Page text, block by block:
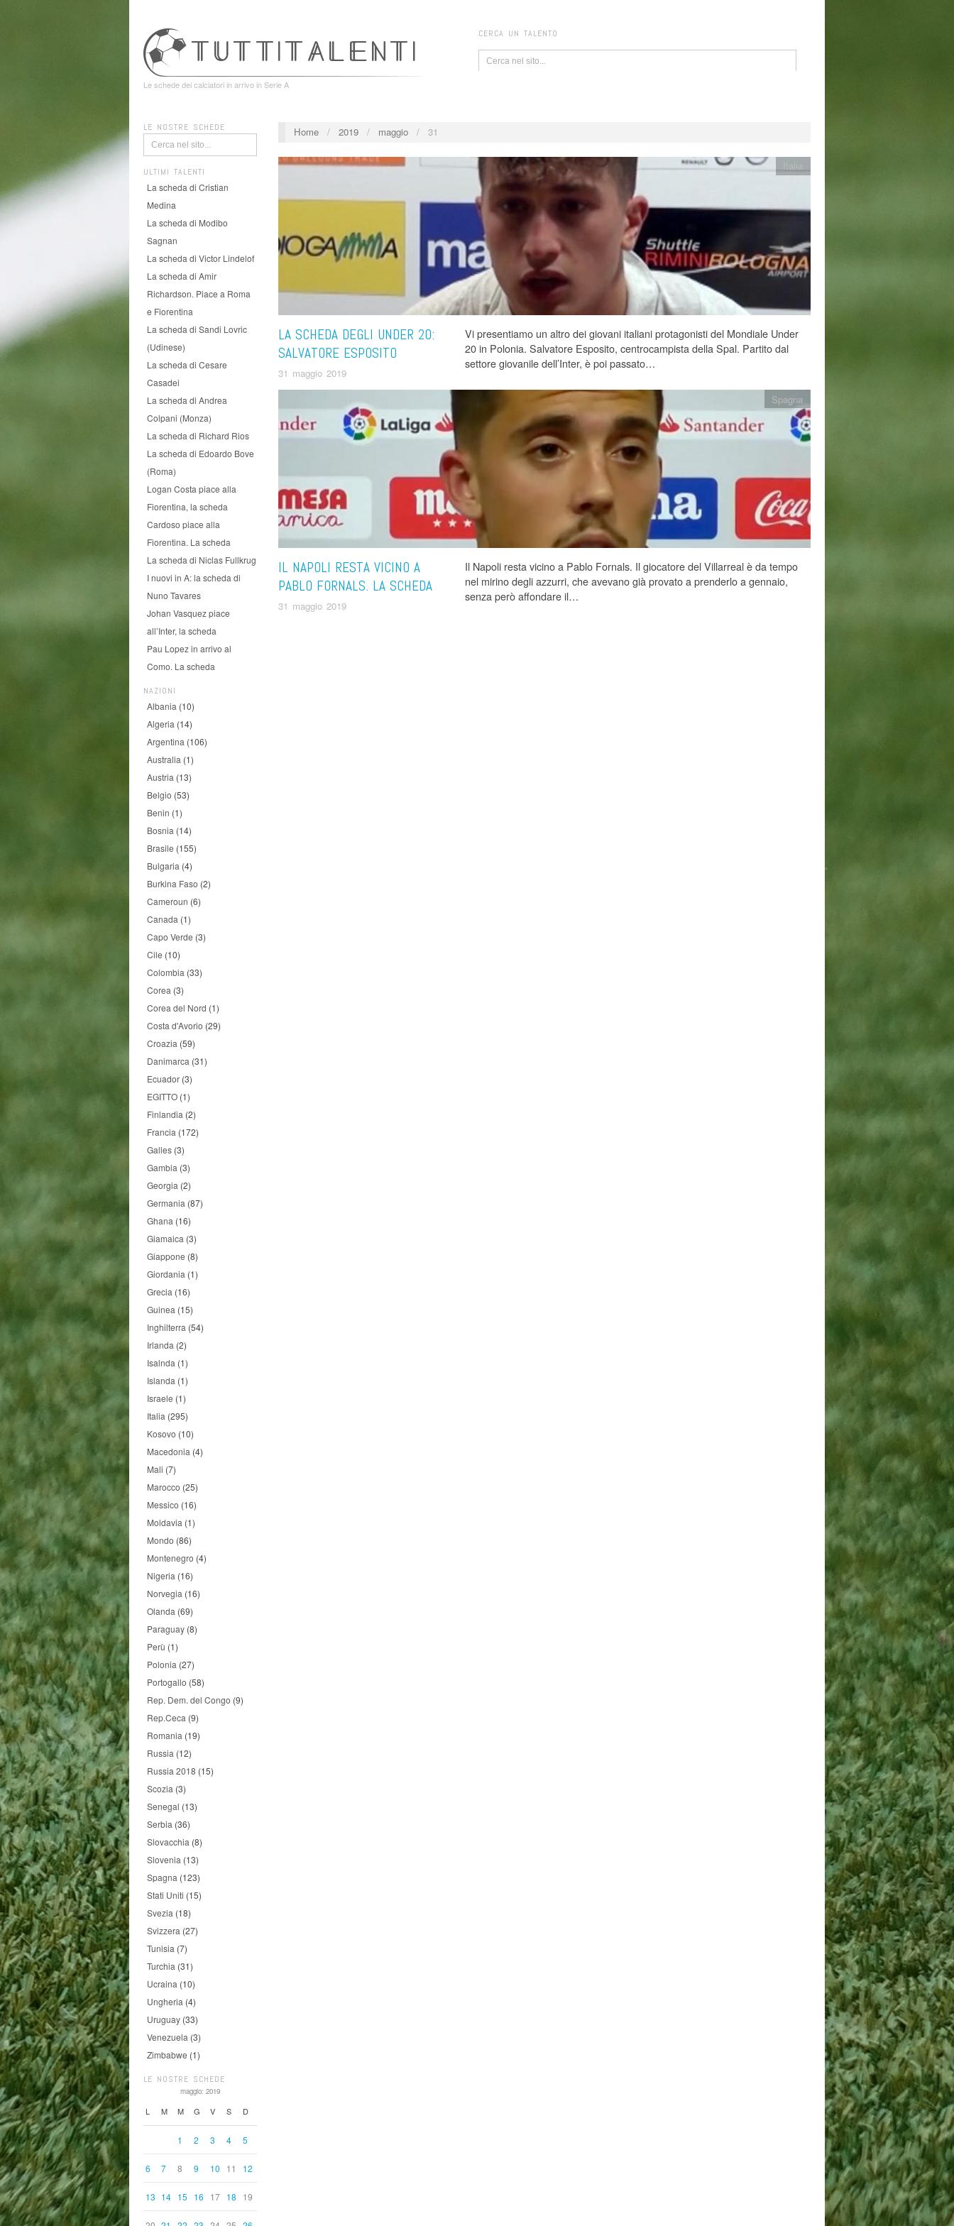
Le schede dei calciatori in arrivo in Serie A
CERCA UN TALENTO
LE NOSTRE SCHEDE
ULTIMI TALENTI
La scheda di Cristian
Medina
La scheda di Modibo
Sagnan
La scheda di Victor Lindelof
La scheda di Amir
Richardson. Piace a Roma
e Fiorentina
La scheda di Sandi Lovric
(Udinese)
La scheda di Cesare
Casadei
La scheda di Andrea
Colpani (Monza)
La scheda di Richard Rios
La scheda di Edoardo Bove
(Roma)
Logan Costa piace alla
Fiorentina, la scheda
Cardoso piace alla
Fiorentina. La scheda
La scheda di Niclas Fullkrug
I nuovi in A: la scheda di
Nuno Tavares
Johan Vasquez piace
all’Inter, la scheda
Pau Lopez in arrivo al
Como. La scheda
NAZIONI
Albania (10)
Algeria (14)
Argentina (106)
Australia (1)
Austria (13)
Belgio (53)
Benin (1)
Bosnia (14)
Brasile (155)
Bulgaria (4)
Burkina Faso (2)
Cameroun (6)
Canada (1)
Capo Verde (3)
Cile (10)
Colombia (33)
Corea (3)
Corea del Nord (1)
Costa d'Avorio (29)
Croazia (59)
Danimarca (31)
Ecuador (3)
EGITTO (1)
Finlandia (2)
Francia (172)
Galles (3)
Gambia (3)
Georgia (2)
Germania (87)
Ghana (16)
Giamaica (3)
Giappone (8)
Giordania (1)
Grecia (16)
Guinea (15)
Inghilterra (54)
Irlanda (2)
Isalnda (1)
Islanda (1)
Israele (1)
Italia (295)
Kosovo (10)
Macedonia (4)
Mali (7)
Marocco (25)
Messico (16)
Moldavia (1)
Mondo (86)
Montenegro (4)
Nigeria (16)
Norvegia (16)
Olanda (69)
Paraguay (8)
Perù (1)
Polonia (27)
Portogallo (58)
Rep. Dem. del Congo (9)
Rep.Ceca (9)
Romania (19)
Russia (12)
Russia 2018 (15)
Scozia (3)
Senegal (13)
Serbia (36)
Slovacchia (8)
Slovenia (13)
Spagna (123)
Stati Uniti (15)
Svezia (18)
Svizzera (27)
Tunisia (7)
Turchia (31)
Ucraina (10)
Ungheria (4)
Uruguay (33)
Venezuela (3)
Zimbabwe (1)
LE NOSTRE SCHEDE
maggio: 2019
L M M G V S D
1 2 3 4 5
6 7 8 9 10 11 12
13 14 15 16 17 18 19
Home / 2019 / maggio / 31
LA SCHEDA DEGLI UNDER 20:
SALVATORE ESPOSITO
31 maggio 2019
Vi presentiamo un altro dei giovani italiani protagonisti del Mondiale Under
20 in Polonia. Salvatore Esposito, centrocampista della Spal. Partito dal
settore giovanile dell’Inter, è poi passato…
IL NAPOLI RESTA VICINO A
PABLO FORNALS. LA SCHEDA
31 maggio 2019
Spagna
Il Napoli resta vicino a Pablo Fornals. Il giocatore del Villarreal è da tempo
nel mirino degli azzurri, che avevano già provato a prenderlo a gennaio,
senza però affondare il…